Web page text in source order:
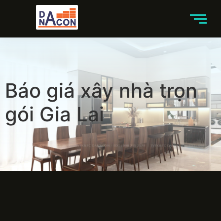
Báo giá xây nhà trọn
gói Gia Lai